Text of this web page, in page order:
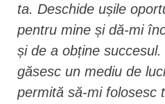
ta. Deschide ușile
pentru mine și dă-mi
și de a obține
găsesc un mediu de
permită să-mi folosesc